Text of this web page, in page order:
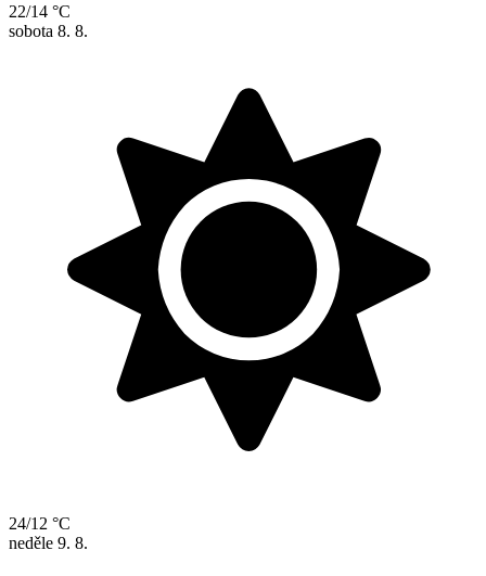
22/14 °C
sobota 8. 8.
24/12 °C
neděle 9. 8.